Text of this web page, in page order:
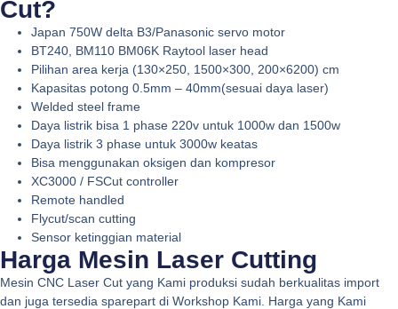
Cut?
Japan 750W delta B3/Panasonic servo motor
BT240, BM110 BM06K Raytool laser head
Pilihan area kerja (130×250, 1500×300, 200×6200) cm
Kapasitas potong 0.5mm – 40mm(sesuai daya laser)
Welded steel frame
Daya listrik bisa 1 phase 220v untuk 1000w dan 1500w
Daya listrik 3 phase untuk 3000w keatas
Bisa menggunakan oksigen dan kompresor
XC3000 / FSCut controller
Remote handled
Flycut/scan cutting
Sensor ketinggian material
Harga Mesin Laser Cutting
Mesin CNC Laser Cut yang Kami produksi sudah berkualitas import
dan juga tersedia sparepart di Workshop Kami. Harga yang Kami